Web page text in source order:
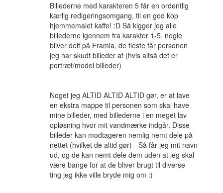
Billederne med karakteren 5 får en ordentlig
kærlig redigeringsomgang, til en god kop
hjemmemalet kaffe! :D Så kigger jeg alle
billederne igennem fra karakter 1-5, nogle
bliver delt på Framia, de fleste får personen
jeg har skudt billeder af (hvis altså det er
portræt/model billeder)
Noget jeg ALTID ALTID ALTID gør, er at lave
en ekstra mappe til personen som skal have
mine billeder, med billederne i en meget lav
opløsning hvor mit vandmærke indgår. Disse
billeder kan modtageren nemlig nemt dele på
nettet (hvilket de altid gør) - Så får jeg mit navn
ud, og de kan nemt dele dem uden at jeg skal
være bange for at de bliver brugt til diverse
ting jeg ikke ville bryde mig om :)